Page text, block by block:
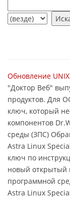
Обновление
"Доктор Веб"
продуктов. Для
ключ, который
компонентов
среды (ЗПС)
Astra Linux
ключ по
новый открытый
программной
Astra Linux